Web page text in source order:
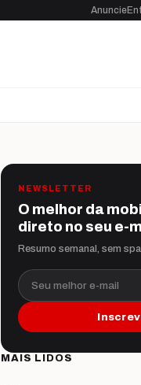
Anuncie
NEWSLETTER
O melhor da
direto no seu e-
Resumo semanal, sem
Seu melhor e-mail
MAIS LIDOS